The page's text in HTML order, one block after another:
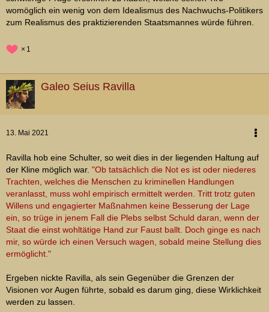
womöglich ein wenig von dem Idealismus des Nachwuchs-Politikers
zum Realismus des praktizierenden Staatsmannes würde führen.
1
Galeo Seius Ravilla
13. Mai 2021
Ravilla hob eine Schulter, so weit dies in der liegenden Haltung auf
der Kline möglich war. "Ob tatsächlich die Not es ist oder niederes
Trachten, welches die Menschen zu kriminellen Handlungen
veranlasst, muss wohl empirisch ermittelt werden. Tritt trotz guten
Willens und engagierter Maßnahmen keine Besserung der Lage
ein, so trüge in jenem Fall die Plebs selbst Schuld daran, wenn der
Staat die einst wohltätige Hand zur Faust ballt. Doch ginge es nach
mir, so würde ich einen Versuch wagen, sobald meine Stellung dies
ermöglicht."
Ergeben nickte Ravilla, als sein Gegenüber die Grenzen der
Visionen vor Augen führte, sobald es darum ging, diese Wirklichkeit
werden zu lassen.